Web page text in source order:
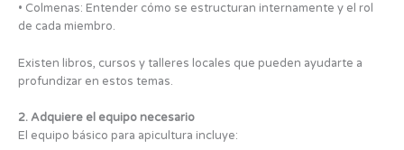
• Colmenas: Entender cómo se estructuran internamente y el rol
de cada miembro.
Existen libros, cursos y talleres locales que pueden ayudarte a
profundizar en estos temas.
2. Adquiere el equipo necesario
El equipo básico para apicultura incluye: